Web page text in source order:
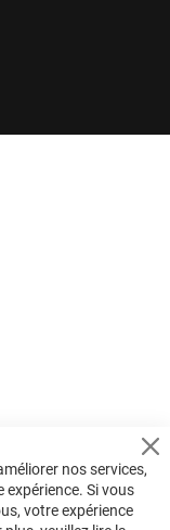
nos services,
Si vous
votre expérience